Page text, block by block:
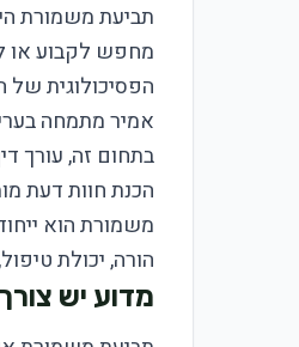
תביעת משמורת
מחפש לקבוע או
הפסיכולוגית של
אמיר מתמחה
בתחום זה, עורך
הכנת חוות דעת
משמורת הוא
הורה, יכולת
מדוע יש